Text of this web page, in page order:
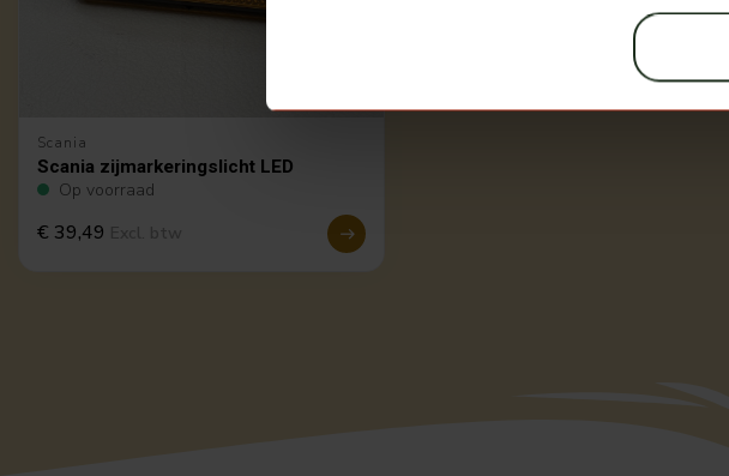
Scania
Scania zijmarkeringslicht LED
Op voorraad
€ 39,49